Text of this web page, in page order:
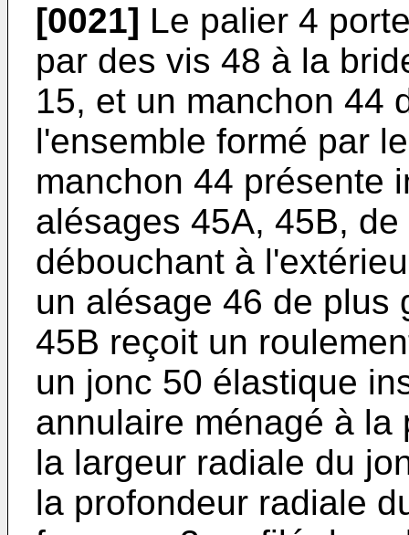
[0021] Le palier 4
par des vis 48 à la
15, et un manchon 44
l'ensemble formé par
manchon 44 présente
alésages 45A, 45B,
débouchant à
un alésage 46 de plus
45B reçoit un
un jonc 50 élastique
annulaire ménagé à
la largeur radiale du
la profondeur radiale